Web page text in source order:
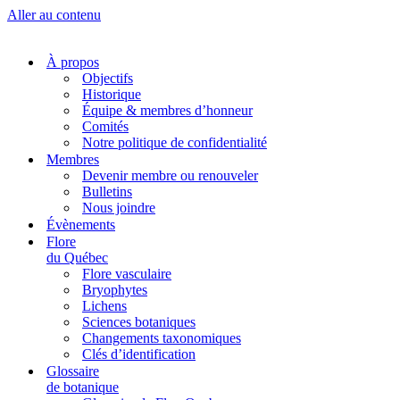
Aller au contenu
À propos
Objectifs
Historique
Équipe & membres d’honneur
Comités
Notre politique de confidentialité
Membres
Devenir membre ou renouveler
Bulletins
Nous joindre
Évènements
Flore
du Québec
Flore vasculaire
Bryophytes
Lichens
Sciences botaniques
Changements taxonomiques
Clés d’identification
Glossaire
de botanique